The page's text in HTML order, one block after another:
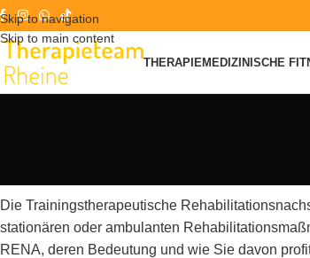
Skip to navigation
Skip to main content
THERAPIEMEDIZINISCHE
Die Trainingstherapeutische
stationären oder ambulanten
RENA, deren Bedeutung und wie Sie davon